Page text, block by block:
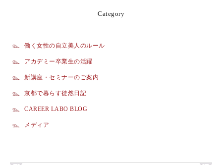
Category
働く女性の自立美人のルール
アカデミー卒業生の活躍
新講座・セミナーのご案内
京都で暮らす徒然日記
CAREER LABO BLOG
メディア